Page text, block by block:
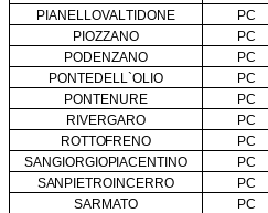
PIANELLOVAL TIDONE PC
PIOZZANO
PC
PODENZANO
PC
PONTEDELL`OLIO PC
PONTENURE
PC
RIVERGARO
PC
ROTTOFRENO
PC
SANGIORGIOPIACENTINO PC
SANPIETROINCERRO PC
SARMATO
PC